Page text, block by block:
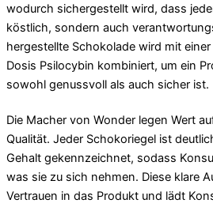
wodurch sichergestellt wird, dass
köstlich, sondern auch
hergestellte Schokolade wird mit
Dosis Psilocybin kombiniert, um ein
sowohl genussvoll als auch sicher ist.
Die Macher von Wonder legen Wert
Qualität. Jeder Schokoriegel ist
Gehalt gekennzeichnet, sodass
was sie zu sich nehmen. Diese klare
Vertrauen in das Produkt und lädt